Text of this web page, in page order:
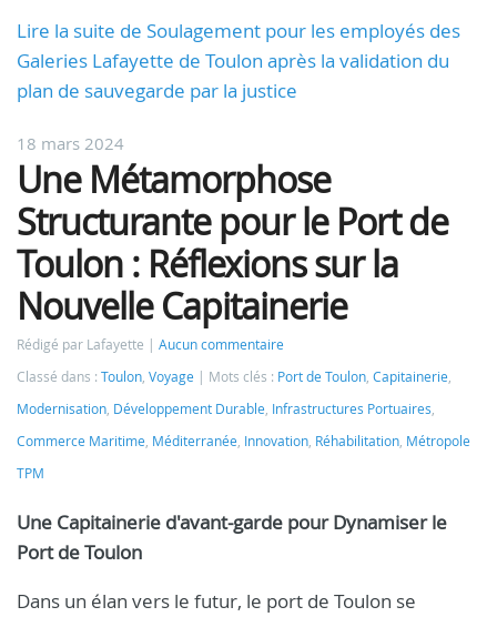
Lire la suite de Soulagement pour les employés des
Galeries Lafayette de Toulon après la validation du
plan de sauvegarde par la justice
18 mars 2024
Une Métamorphose
Structurante pour le Port de
Toulon : Réflexions sur la
Nouvelle Capitainerie
Rédigé par Lafayette
Aucun commentaire
Classé dans : Toulon, Voyage Mots clés : Port de Toulon, Capitainerie,
Modernisation, Développement Durable, Infrastructures Portuaires,
Commerce Maritime, Méditerranée, Innovation, Réhabilitation, Métropole
TPM
Une Capitainerie d'avant-garde pour Dynamiser le
Port de Toulon
Dans un élan vers le futur, le port de Toulon se